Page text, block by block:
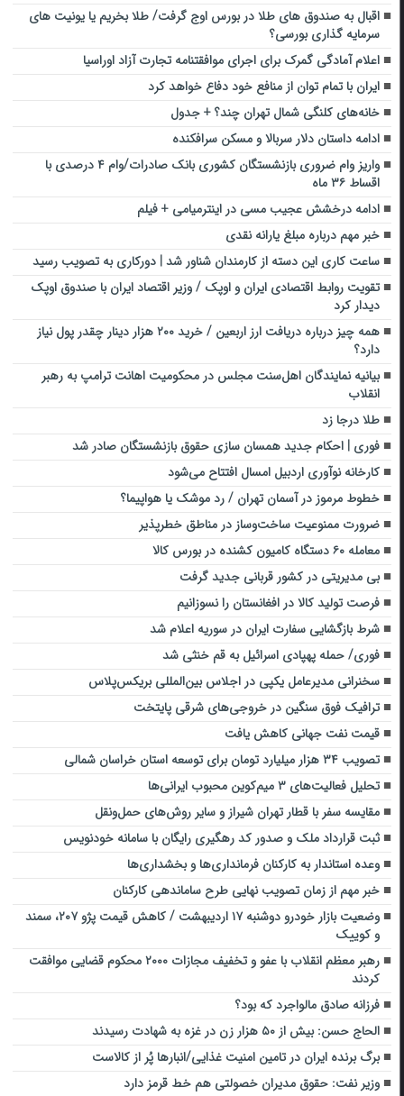
اقبال به صندوق های طلا در بورس اوج گرفت/ طلا بخریم یا یونیت های
سرمایه گذاری بورسی؟
اعلام آمادگی گمرک برای اجرای موافقتنامه تجارت آزاد اوراسیا
ایران با تمام توان از منافع خود دفاع خواهد کرد
خانه‌های کلنگی شمال تهران چند؟ + جدول
ادامه داستان دلار سربالا و مسکن سرافکنده
واریز وام ضروری بازنشستگان کشوری بانک صادرات/وام ۴ درصدی با
اقساط ۳۶ ماه
ادامه درخشش عجیب مسی در اینترمیامی + فیلم
خبر مهم درباره مبلغ یارانه نقدی
ساعت کاری این دسته از کارمندان شناور شد | دورکاری به تصویب رسید
تقویت روابط اقتصادی ایران و اوپک / وزیر اقتصاد ایران با صندوق اوپک
دیدار کرد
همه چیز درباره دریافت ارز اربعین / خرید ۲۰۰ هزار دینار چقدر پول نیاز
دارد؟
بیانیه نمایندگان اهل‌سنت مجلس در محکومیت اهانت ترامپ به رهبر
انقلاب
طلا درجا زد
فوری | احکام جدید همسان سازی حقوق بازنشستگان صادر شد
کارخانه نوآوری اردبیل امسال افتتاح می‌شود
خطوط مرموز در آسمان تهران / رد موشک یا هواپیما؟
ضرورت ممنوعیت ساخت‌وساز در مناطق خطرپذیر
معامله ۶۰ دستگاه کامیون کشنده در بورس کالا
بی‌ مدیریتی در کشور قربانی جدید گرفت
فرصت تولید کالا در افغانستان را نسوزانیم
شرط بازگشایی سفارت ایران در سوریه اعلام شد
فوری/ حمله پهپادی اسرائیل به قم خنثی شد
سخنرانی مدیرعامل یک­پی در اجلاس بین‌المللی بریکس‌­پلاس
ترافیک فوق سنگین در خروجی‌های شرقی پایتخت
قیمت نفت جهانی کاهش یافت
تصویب ۳۴ هزار میلیارد تومان برای توسعه استان خراسان شمالی
تحلیل فعالیت‌های ۳ میم‌کوین‌ محبوب ایرانی‌ها
مقایسه سفر با قطار تهران شیراز و سایر روش‌های حمل‌ونقل
ثبت قرارداد ملک و صدور کد رهگیری رایگان با سامانه خودنویس
وعده استاندار به کارکنان فرمانداری‌ها و بخشداری‌ها
خبر مهم از زمان تصویب نهایی طرح ساماندهی کارکنان
وضعیت بازار خودرو دوشنبه ۱۷ اردیبهشت / کاهش قیمت پژو ۲۰۷، سمند
و کوییک
رهبر معظم انقلاب با عفو و تخفیف مجازات ۲۰۰۰ محکوم قضایی موافقت
کردند
فرزانه صادق مالواجرد که بود؟
الحاج حسن: بیش از ۵۰ هزار زن در غزه به شهادت رسیدند
برگ برنده ایران در تامین امنیت غذایی/انبارها پُر از کالاست
وزیر نفت: حقوق مدیران خصولتی هم خط قرمز دارد